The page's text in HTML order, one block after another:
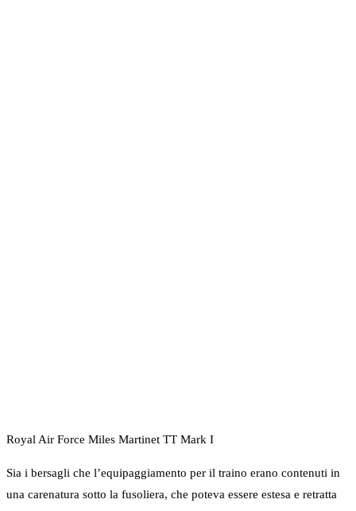
Royal Air Force Miles Martinet TT Mark I
Sia i bersagli che l’equipaggiamento per il traino erano contenuti in
una carenatura sotto la fusoliera, che poteva essere estesa e retratta